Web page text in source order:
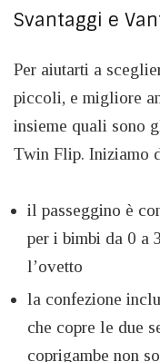
Svantaggi e
Per aiutarti a
piccoli, e migliore
insieme quali sono
Twin Flip. Iniziamo
il passeggino è
per i bimbi da 0 a
l’ovetto
la confezione
che copre le due
coprigambe non